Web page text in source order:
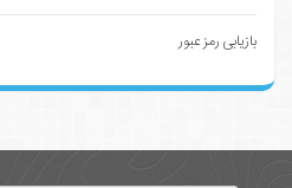
بازیابی رمز عبور